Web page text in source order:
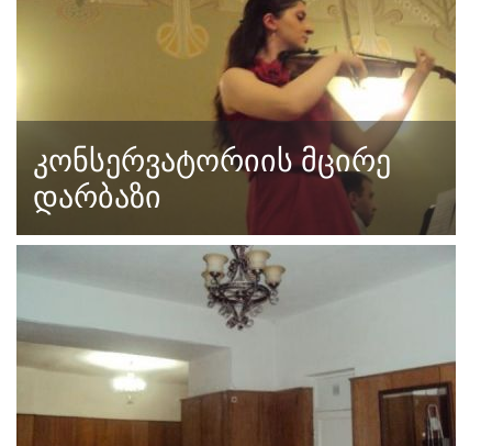
კონსერვატორიის მცირე
დარბაზი